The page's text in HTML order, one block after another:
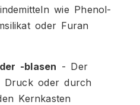
wie Phenol-
oder Furan
-blasen - Der
Druck oder durch
Kernkasten